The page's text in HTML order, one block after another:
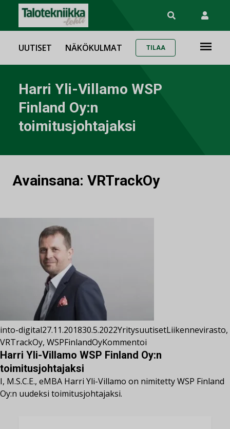
UUTISET NÄKÖKULMAT TILAA
Harri Yli-Villamo WSP
Finland Oy:n
toimitusjohtajaksi
Avainsana: VRTrackOy
into-digital27.11.201830.5.2022YritysuutisetLiikennevirasto,
VRTrackOy, WSPFinlandOyKommentoi
Harri Yli-Villamo WSP Finland Oy:n
toimitusjohtajaksi
I, M.S.C.E., eMBA Harri Yli-Villamo on nimitetty WSP Finland
Oy:n uudeksi toimitusjohtajaksi.